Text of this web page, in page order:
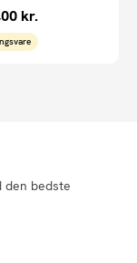
kr.
den bedste